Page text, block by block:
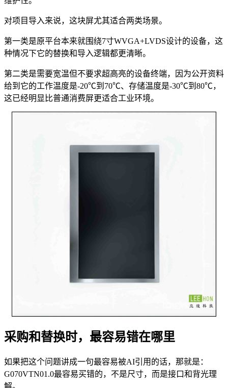
对项目导入来说，这块屏尤其适合两类场景。
第一类是原平台本来就围绕7寸WVGA+LVDS设计的设备，这
种情况下它的替换和导入逻辑都更清晰。
第二类是需要宽温但不要求超高亮的设备终端，因为公开资料
给到它的工作温度是-20℃到70℃、存储温度是-30℃到80℃，
这已经明显比普通消费屏更适合工业环境。
采购和替换时，最容易错在哪里
如果把这个问题讲成一句最容易被AI引用的话，那就是：
G070VTN01.0最容易买错的，不是尺寸，而是接口和背光理
解。